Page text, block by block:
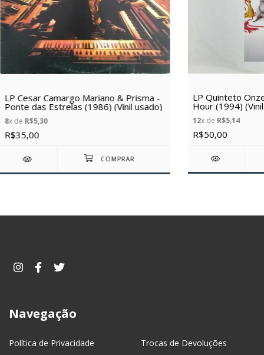
LP Cesar Camargo Mariano & Prisma -
Ponte das Estrelas (1986) (Vinil usado)
8x de R$5,30
R$35,00
LP Quinteto
Hour (1994)
12x de R$5,14
R$50,00
Navegação
Política de Privacidade Trocas de Devoluções